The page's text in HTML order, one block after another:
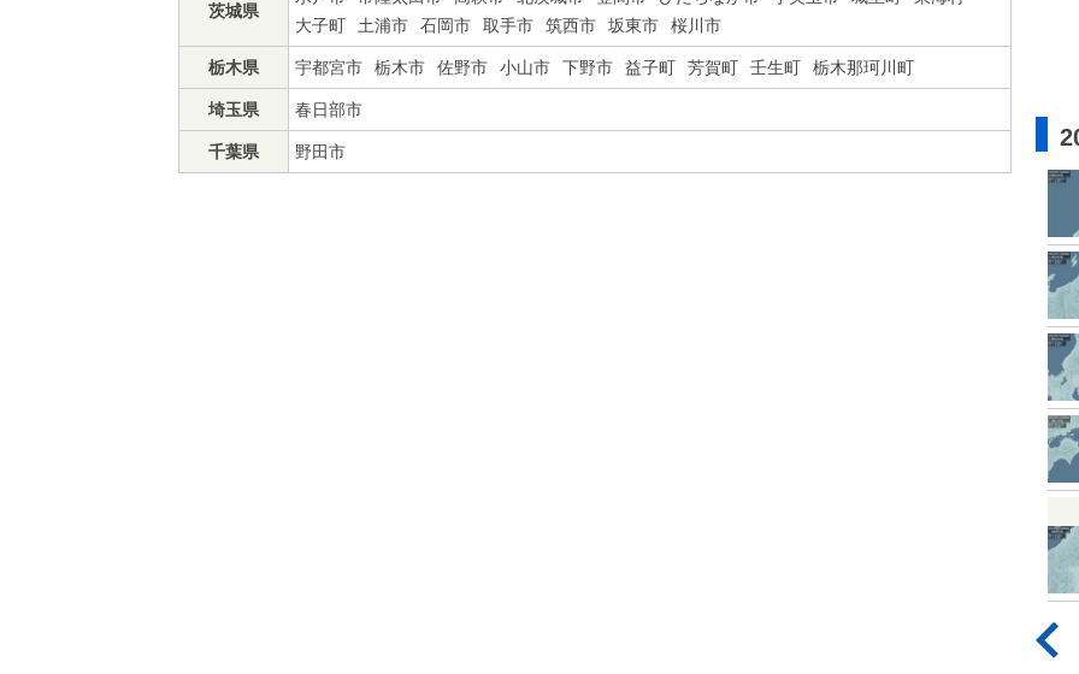
茨城県
大子町
土浦市 石岡市 取手市 筑西市 坂東市 桜川市
栃木県 宇都宮市 栃木市 佐野市 小山市 下野市 益子町 芳賀町 壬生町 栃木那珂川町
埼玉県 春日部市
千葉県 野田市